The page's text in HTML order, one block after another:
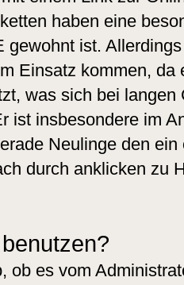
haben eine
gewohnt ist.
Einsatz kommen, da
was sich bei langen
ist insbesondere im
Neulinge den
durch anklicken zu
ob es vom